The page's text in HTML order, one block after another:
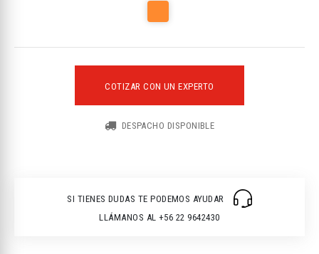
COTIZAR CON UN EXPERTO
DESPACHO DISPONIBLE
SI TIENES DUDAS TE PODEMOS AYUDAR
LLÁMANOS AL +56 22 9642430